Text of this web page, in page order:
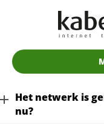
Het netwerk is
nu?